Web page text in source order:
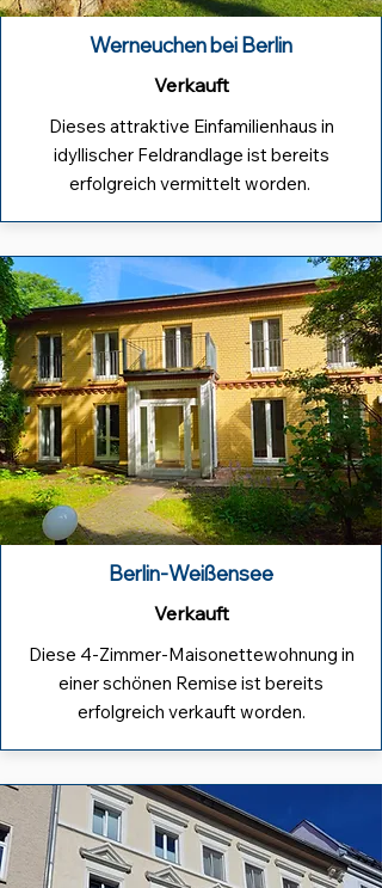
Werneuchen bei Berlin
Verkauft
Dieses attraktive Einfamilienhaus in
idyllischer Feldrandlage ist bereits
erfolgreich vermittelt worden.
Berlin-Weißensee
Verkauft
Diese 4-Zimmer-Maisonettewohnung in
einer schönen Remise ist bereits
erfolgreich verkauft worden.